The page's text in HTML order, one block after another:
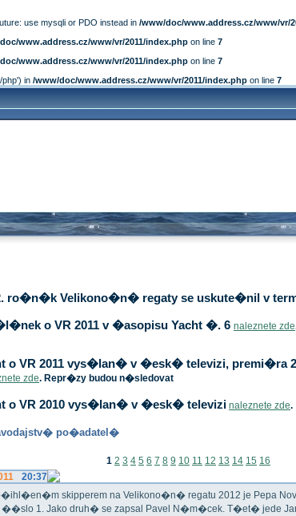
use mysqli or PDO instead in /www/doc/www.address.cz/www/vr/
www.address.cz/www/vr/2011/index.php on line 7
www.address.cz/www/vr/2011/index.php on line 7
php') in /www/doc/www.address.cz/www/vr/2011/index.php on line 7
ro�n�k Velikono�n� regaty se uskute�nil v
o VR 2011 v �asopisu Yacht �. 6 naleznete zde
o VR 2011 vys�lan� v �esk� televizi, premi�ra
zde. Repr�zy budou n�sledovat
o VR 2010 vys�lan� v �esk� televizi naleznete zde.
po�adatel�
1 2 3 4 5 6 7 8 9 10 11 12 13 14 15 16
20:37
skipperem na Velikono�n� regatu 2012 je Pepa
1. Jako druh� se zapsal Pavel N�m�cek. T�et� jede